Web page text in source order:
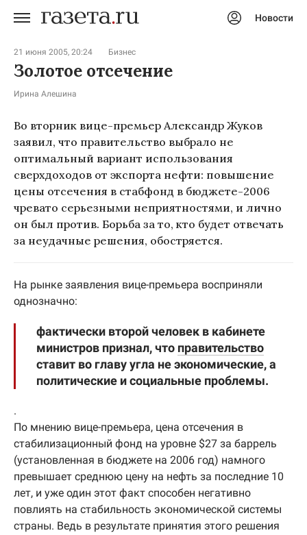
Новости
21 июня 2005, 20:24 Бизнес
Золотое отсечение
Ирина Алешина
Во вторник вице-премьер Александр Жуков
заявил, что правительство выбрало не
оптимальный вариант использования
сверхдоходов от экспорта нефти: повышение
цены отсечения в стабфонд в бюджете-2006
чревато серьезными неприятностями, и лично
он был против. Борьба за то, кто будет отвечать
за неудачные решения, обостряется.
На рынке заявления вице-премьера восприняли
однозначно:
фактически второй человек в кабинете
министров признал, что правительство
ставит во главу угла не экономические, а
политические и социальные проблемы.
.
По мнению вице-премьера, цена отсечения в
стабилизационный фонд на уровне $27 за баррель
(установленная в бюджете на 2006 год) намного
превышает среднюю цену на нефть за последние 10
лет, и уже один этот факт способен негативно
повлиять на стабильность экономической системы
страны. Ведь в результате принятия этого решения